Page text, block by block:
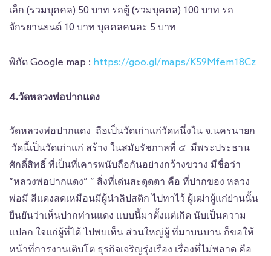
เล็ก (รวมบุคคล) 50 บาท รถตู้ (รวมบุคคล) 100 บาท รถ
จักรยานยนต์ 10 บาท บุคคลคนละ 5 บาท
พิกัด Google map : https://goo.gl/maps/K59Mfem18Cz
4.วัดหลวงพ่อปากแดง
วัดหลวงพ่อปากแดง ถือเป็นวัดเก่าแก่วัดหนึ่งใน จ.นครนายก
วัดนี้เป็นวัดเก่าแก่ สร้าง ในสมัยรัชกาลที่ ๕ มีพระประธาน
ศักดิ์สิทธิ์ ที่เป็นที่เคารพนับถือกันอย่างกว้างขวาง มีชื่อว่า
“หลวงพ่อปากแดง” ” สิ่งที่เด่นสะดุดตา คือ ที่ปากของ หลวง
พ่อมี สีแดงสดเหมือนมีผู้นำลิปสติก ไปทาไว้ ผู้เฒ่าผู้แก่ย่านนั้น
ยืนยันว่าเห็นปากท่านแดง แบบนี้มาตั้งแต่เกิด นับเป็นความ
แปลก ใจแก่ผู้ที่ได้ ไปพบเห็น ส่วนใหญ่ผู้ ที่มาบนบาน ก็ขอให้
หน้าที่การงานเติบโต ธุรกิจเจริญรุ่งเรือง เรื่องที่ไม่พลาด คือ